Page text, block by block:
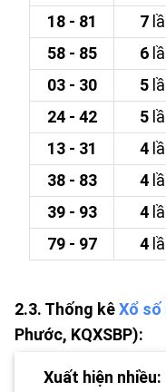
18 - 81 7
58 - 85
6
03 - 30
5
24 - 42
5
13 - 31
4
38 - 83
4
39 - 93
4
79 - 97
4
2.3. Thống kêXổ số
Phước, KQXSBP):
Xuất hiện nhiều: